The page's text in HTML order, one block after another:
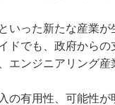
いった新たな産業が
ドでも、政府からの
エンジニアリング産
の有用性、可能性が